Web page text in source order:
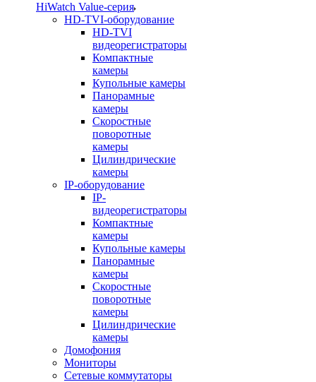
HiWatch Value-серия
HD-TVI-оборудование
HD-TVI
видеорегистраторы
Компактные
камеры
Купольные камеры
Панорамные
камеры
Скоростные
поворотные
камеры
Цилиндрические
камеры
IP-оборудование
IP-
видеорегистраторы
Компактные
камеры
Купольные камеры
Панорамные
камеры
Скоростные
поворотные
камеры
Цилиндрические
камеры
Домофония
Мониторы
Сетевые коммутаторы